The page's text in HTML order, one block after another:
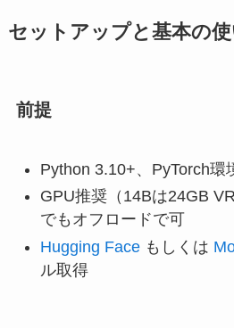
セットアップと基本の
前提
Python 3.10+、PyTorch環
GPU推奨（14Bは24GB
でもオフロードで可
Hugging Faceもしくは
ル取得